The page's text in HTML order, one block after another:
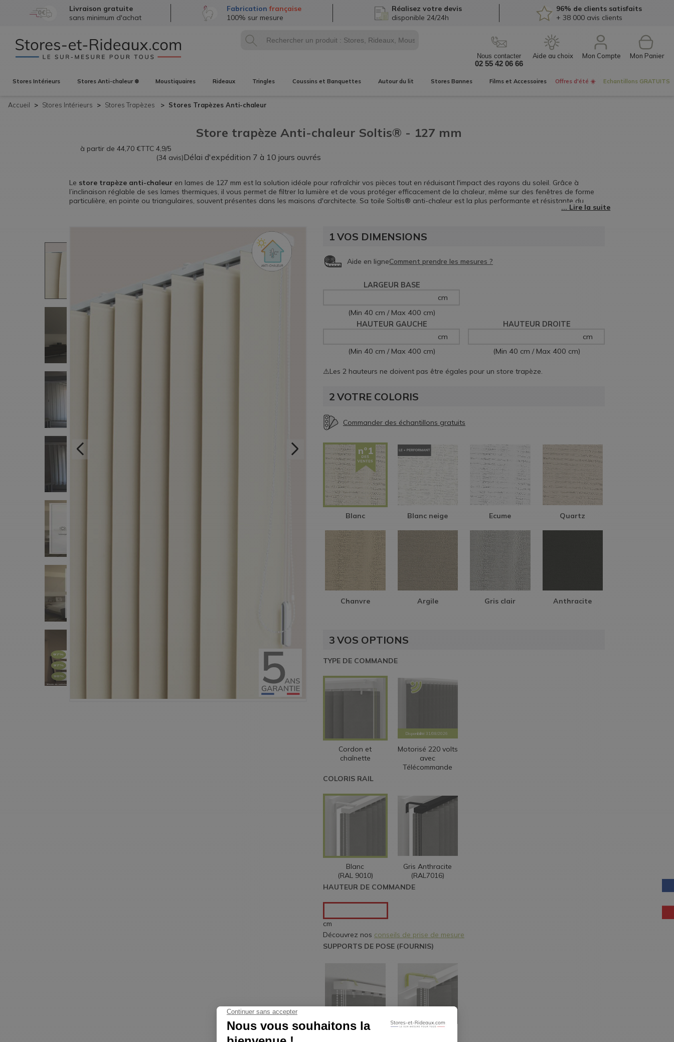
Livraison gratuite
sans minimum d'achat
Fabrication française
100% sur mesure
Réalisezvotre devis
disponible 24/24h
96% de clients satisfaits
+ 38 000avis clients
Nous contacter
02 55 42 06 66
Mon Compte
StoresIntérieurs Stores Anti-chaleur ❄️ Moustiquaires Rideaux Tringles Coussins et Banquettes Autour du lit Stores Bannes Films et Accessoires Offres d'été ☀️ Echantillons GRATUITS
Accueil Stores Intérieurs Stores Trapèzes Stores Trapèzes Anti-chaleur
Store trapèze Anti-chaleur Soltis® - 127 mm
à partir de 44,70 €TTC 4,9/5
(34 avis)Délai d'expédition 7 à 10 jours ouvrés
Le store trapèze anti-chaleur en lames de 127 mm est la solution idéale pour rafraîchir vos pièces tout en réduisant l'impact des rayons du soleil. Grâce à
l’inclinaison réglable de ses lames thermiques, il vous permet de filtrer la lumière et de vous protéger efficacement de la chaleur, même sur des fenêtres de forme
particulière, en pointe ou triangulaires, souvent présentes dans les maisons d'architecte. Sa toile Soltis® anti-chaleur est la plus performante et résistante du
1 VOS DIMENSIONS
Aide en ligne
LARGEUR BASE
cm
(Min 40 cm / Max 400 cm)
HAUTEUR GAUCHE
cm
(Min 40 cm / Max 400 cm)
HAUTEUR DROITE
cm
(Min 40 cm / Max 400 cm)
⚠️Les 2 hauteurs ne doivent pas être égales pour un store trapèze.
2 VOTRE COLORIS
Blanc Blanc neige Ecume Quartz
Chanvre Argile Gris clair Anthracite
3 VOS OPTIONS
TYPE DE COMMANDE
Cordon et
chaînette
Disponibilité 31/08/2026
Motorisé 220 volts
avec
Télécommande
COLORIS RAIL
Blanc
(RAL 9010)
Gris Anthracite
(RAL7016)
HAUTEUR DE COMMANDE
cm
Découvrez nos conseils de prise de mesure
SUPPORTS DE POSE (FOURNIS)